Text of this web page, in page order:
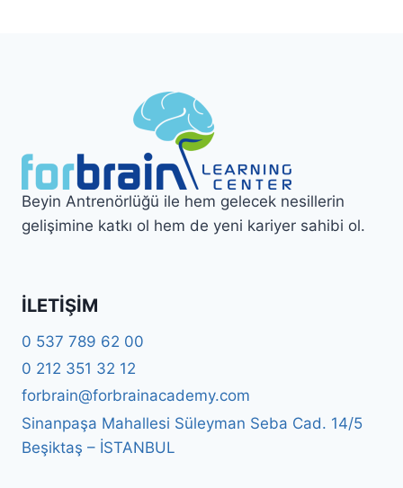
Beyin Antrenörlüğü ile hem gelecek nesillerin
gelişimine katkı ol hem de yeni kariyer sahibi ol.
İLETIŞIM
0 537 789 62 00
0 212 351 32 12
forbrain@forbrainacademy.com
Sinanpaşa Mahallesi Süleyman Seba Cad. 14/5
Beşiktaş – İSTANBUL